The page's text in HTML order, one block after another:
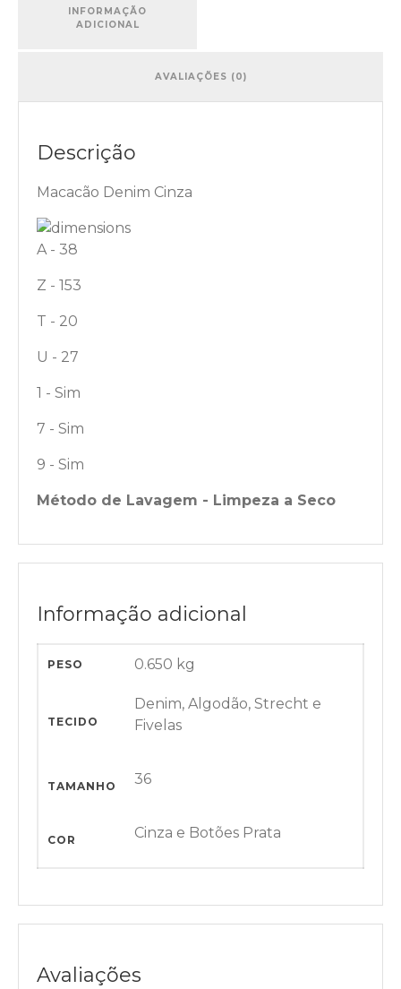
INFORMAÇÃO
ADICIONAL
AVALIAÇÕES (0)
Descrição
Macacão Denim Cinza
A - 38
Z - 153
T - 20
U - 27
1 - Sim
7 - Sim
9 - Sim
Método de Lavagem - Limpeza a Seco
Informação adicional
PESO 0.650 kg
TECIDO
Denim, Algodão, Strecht e
Fivelas
TAMANHO 36
COR Cinza e Botões Prata
Avaliações